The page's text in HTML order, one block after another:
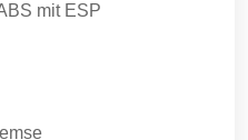
mit ESP